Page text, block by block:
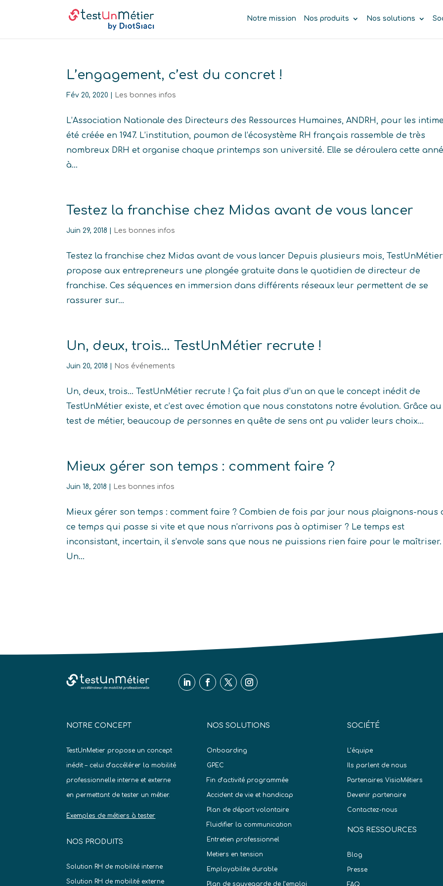
Notre mission Nos produits Nos solutions
L’engagement, c’est du concret !
Fév 20, 2020 Les bonnes infos
L’Association Nationale des Directeurs des Ressources Humaines, ANDRH, pour les
été créée en 1947. L’institution, poumon de l’écosystème RH français rassemble de très
nombreux DRH et organise chaque printemps son université. Elle se déroulera cette
à...
Testez la franchise chez Midas avant de vous lancer
Juin 29, 2018 Les bonnes infos
Testez la franchise chez Midas avant de vous lancer Depuis plusieurs mois, TestUnMétier
propose aux entrepreneurs une plongée gratuite dans le quotidien de directeur de
franchise. Ces séquences en immersion dans différents réseaux leur permettent de se
rassurer sur...
Un, deux, trois… TestUnMétier recrute !
Juin 20, 2018 Nos événements
Un, deux, trois… TestUnMétier recrute ! Ça fait plus d’un an que le concept inédit de
TestUnMétier existe, et c’est avec émotion que nous constatons notre évolution. Grâce au
test de métier, beaucoup de personnes en quête de sens ont pu valider leurs choix...
Mieux gérer son temps : comment faire ?
Juin 18, 2018 Les bonnes infos
Mieux gérer son temps : comment faire ? Combien de fois par jour nous plaignons-nous
ce temps qui passe si vite et que nous n’arrivons pas à optimiser ? Le temps est
inconsistant, incertain, il s’envole sans que nous ne puissions rien faire pour le maîtriser.
Un...
NOTRE CONCEPT
TestUnMetier propose un concept
inédit – celui d’accélérer la mobilité
professionnelle interne et externe
en permettant de tester un métier.
Exemples de métiers à tester
NOS PRODUITS
Solution RH de mobilité interne
Solution RH de mobilité externe
NOS SOLUTIONS
Onboarding
GPEC
Fin d’activité programmée
Accident de vie et handicap
Plan de départ volontaire
Fluidifier la communication
Entretien professionnel
Metiers en tension
Employabilite durable
Plan de sauvegarde de l’emploi
SOCIÉTÉ
L’équipe
Ils parlent de nous
Partenaires VisioMétiers
Devenir partenaire
Contactez-nous
NOS RESSOURCES
Blog
Presse
FAQ